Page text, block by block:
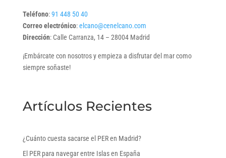
Teléfono:91 448 50 40
Correo electrónico:elcano@cenelcano.com
Dirección: Calle Carranza, 14 – 28004 Madrid
¡Embárcate con nosotros y empieza a disfrutar del mar como
siempre soñaste!
Artículos Recientes
¿Cuánto cuesta sacarse el PER en Madrid?
El PER para navegar entre Islas en España